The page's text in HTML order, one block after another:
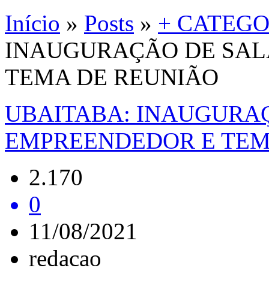
Início » Posts » +
INAUGURAÇÃO DE
TEMA DE REUNIÃO
UBAITABA:
EMPREENDEDOR E
2.170
0
11/08/2021
redacao